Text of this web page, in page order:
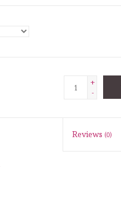
+
-
Reviews (0)